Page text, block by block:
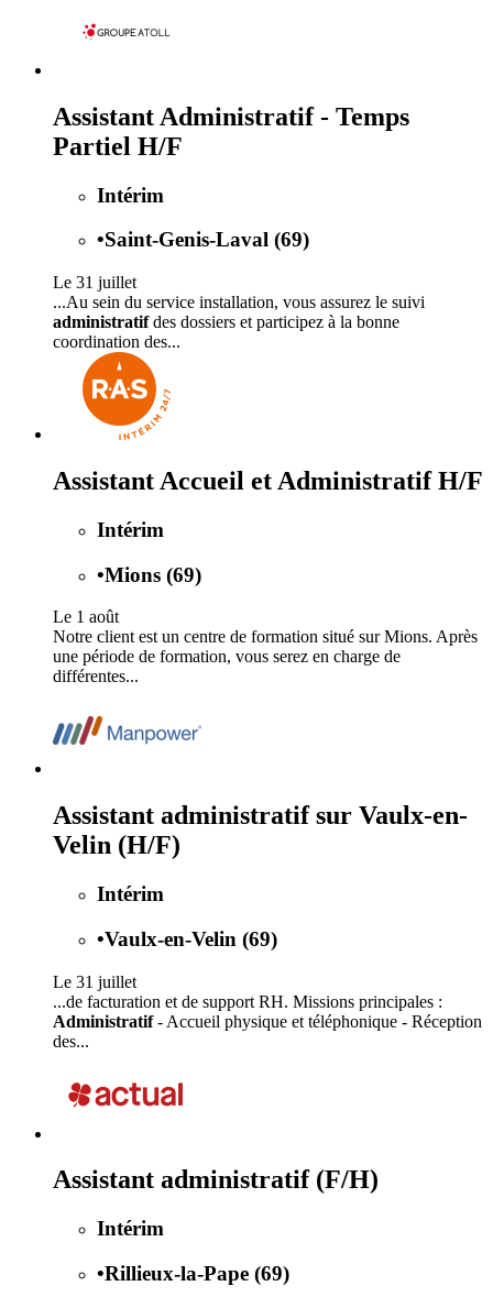
Assistant Administratif - Temps
Partiel H/F
Intérim
•Saint-Genis-Laval (69)
Le 31 juillet
...Au sein du service installation, vous assurez le suivi
administratifdes dossiers et participez à la bonne
coordination des...
Assistant Accueil et Administratif H/F
Intérim
•Mions (69)
Le 1 août
Notre client est un centre de formation situé sur Mions. Après
une période de formation, vous serez en charge de
différentes...
Assistant administratif sur Vaulx-en-
Velin (H/F)
Intérim
•Vaulx-en-Velin (69)
Le 31 juillet
...de facturation et de support RH. Missions principales :
Administratif- Accueil physique et téléphonique - Réception
des...
Assistant administratif (F/H)
Intérim
•Rillieux-la-Pape (69)